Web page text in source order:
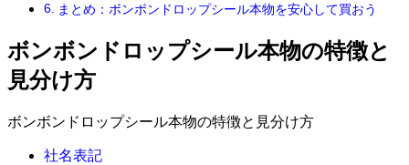
まとめ：ボンボンドロップシール本物を安心して買おう
ボンボンドロップシール本物の特徴と
見分け方
ボンボンドロップシール本物の特徴と見分け方
社名表記